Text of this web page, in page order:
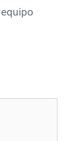
equipo